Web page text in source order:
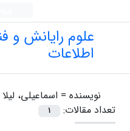
علوم رایانش و
اطلاعات
نویسنده = اسماعیلی، لیلا
تعداد مقالات:
1